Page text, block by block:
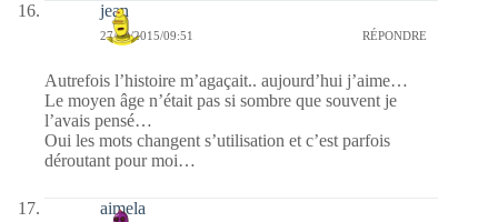
jean
27/10/2015/09:51 RÉPONDRE
Autrefois l’histoire m’agaçait.. aujourd’hui j’aime…
Le moyen âge n’était pas si sombre que souvent je
l’avais pensé…
Oui les mots changent s’utilisation et c’est parfois
déroutant pour moi…
aimela